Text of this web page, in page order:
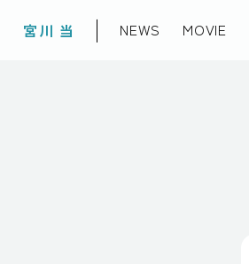
宮川 当 NEWS MOVIE